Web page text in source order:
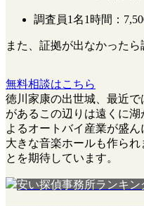
調査員1名1時間：
また、 証拠が出なかった
無料相談はこちら
徳川家康の出世城、最近
があるこの辺りは遠くに
よるオートバイ産業が盛
大きな音楽ホールも作ら
とを期待しています。
安い探偵事務所ランキン